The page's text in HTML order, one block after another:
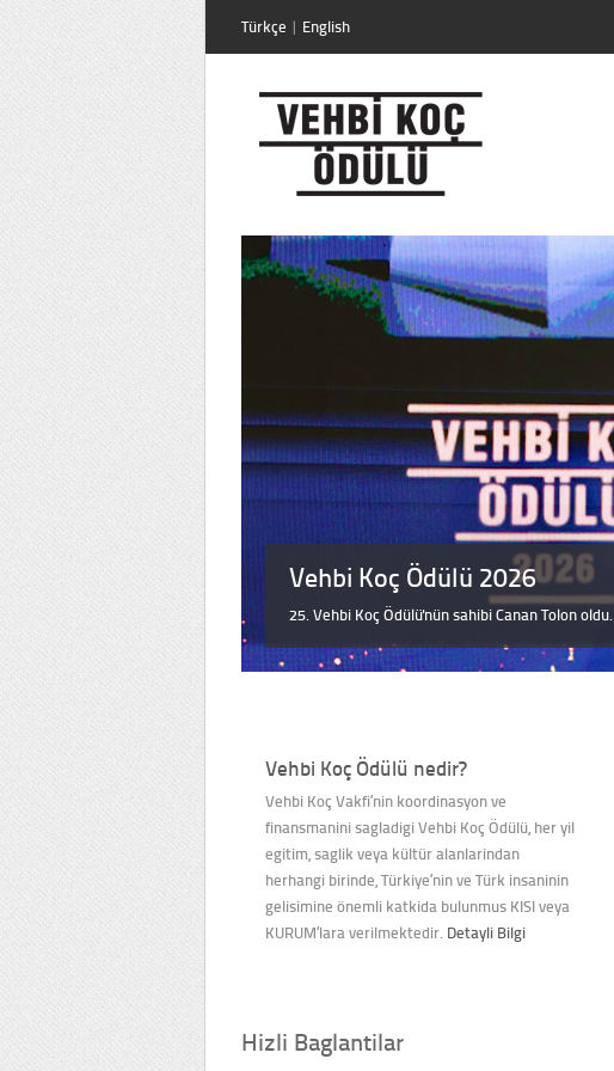
Türkçe | English
Vehbi Koç Ödülü 2026
25. Vehbi Koç Ödülü'nün sahibi Canan Tolon oldu.
Vehbi Koç Ödülü 2025
24. Vehbi Koç Ödülü'nün sahibi Doç. Dr. Kıvanç
Birsoy oldu.
Vehbi Koç Ödülü nedir?
Vehbi Koç Vakfi’nin koordinasyon ve
finansmanini sagladigi Vehbi Koç Ödülü, her yil
egitim, saglik veya kültür alanlarindan
herhangi birinde, Türkiye’nin ve Türk insaninin
gelisimine önemli katkida bulunmus KISI veya
KURUM’lara verilmektedir. Detayli Bilgi
Hizli Baglantilar